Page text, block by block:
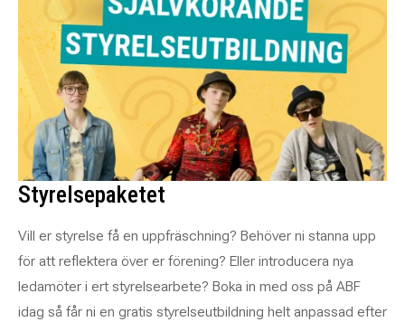
Styrelsepaketet
Vill er styrelse få en uppfräschning? Behöver ni stanna upp
för att reflektera över er förening? Eller introducera nya
ledamöter i ert styrelsearbete? Boka in med oss på ABF
idag så får ni en gratis styrelseutbildning helt anpassad efter